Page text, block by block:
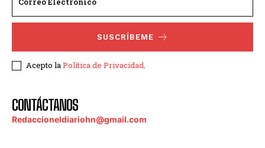
SUSCRÍBEME
Acepto laPolítica de Privacidad.
CONTÁCTANOS
Redaccioneldiariohn@gmail.com